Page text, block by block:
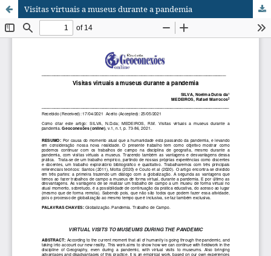
Visitas virtuais a museus durante a pandemia